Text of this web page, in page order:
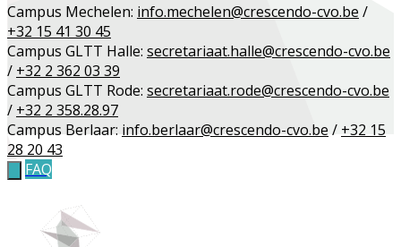
Campus Mechelen: info.mechelen@crescendo-cvo.be /
+32 15 41 30 45
Campus GLTT Halle: secretariaat.halle@crescendo-cvo.be
/ +32 2 362 03 39
Campus GLTT Rode: secretariaat.rode@crescendo-cvo.be
/ +32 2 358.28.97
Campus Berlaar: info.berlaar@crescendo-cvo.be/ +32 15
28 20 43
FAQ